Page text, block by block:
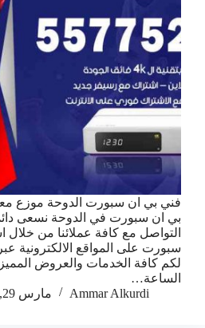
فني بي ان سبورت الدوحة موزع
بي ان سبورت في الدوحة نسعى
التواصل مع كافة عملائنا من خلال
سبورت على المواقع الالكترونية
لكم كافة الخدمات والعروض
الساعة…
Ammar Alkurdi
مارس 29, 2021